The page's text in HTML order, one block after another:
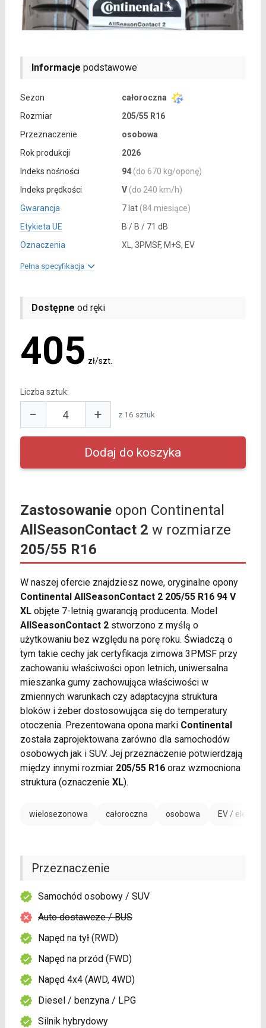
Informacje podstawowe
Sezon
całoroczna
Rozmiar
205/55 R16
Przeznaczenie
osobowa
Rok produkcji
2026
Indeks nośności
94 (do 670 kg/oponę)
Indeks prędkości
V (do 240 km/h)
Gwarancja
7 lat (84 miesiące)
Etykieta UE
B / B / 71 dB
Oznaczenia
XL, 3PMSF, M+S, EV
Pełna specyfikacja
Dostępne od ręki
405 zł/szt.
Liczba sztuk:
− + z 16 sztuk
Zastosowanieopon Continental
AllSeasonContact 2 w rozmiarze
205/55 R16
W naszej ofercie znajdziesz nowe, oryginalne opony
Continental AllSeasonContact 2 205/55 R16 94 V
XLobjęte 7-letnią gwarancją producenta. Model
AllSeasonContact 2stworzono z myślą o
użytkowaniu bez względu na porę roku. Świadczą o
tym takie cechy jak certyfikacja zimowa 3PMSF przy
zachowaniu właściwości opon letnich, uniwersalna
mieszanka gumy zachowująca właściwości w
zmiennych warunkach czy adaptacyjna struktura
bloków i żeber dostosowująca się do temperatury
otoczenia. Prezentowana opona marki Continental
została zaprojektowana zarówno dla samochodów
osobowych jak i SUV. Jej przeznaczenie potwierdzają
między innymi rozmiar 205/55 R16oraz wzmocniona
struktura (oznaczenie XL).
wielosezonowa całoroczna osobowa EV / electric
Przeznaczenie
Samochód osobowy / SUV
Auto dostawcze / BUS
Napęd na tył (RWD)
Napęd na przód (FWD)
Napęd 4x4 (AWD, 4WD)
Diesel / benzyna / LPG
Silnik hybrydowy